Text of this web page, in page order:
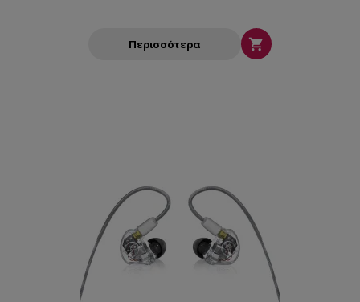
Περισσότερα 